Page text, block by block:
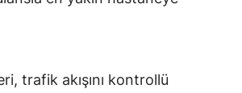
trafik akışını kontrollü